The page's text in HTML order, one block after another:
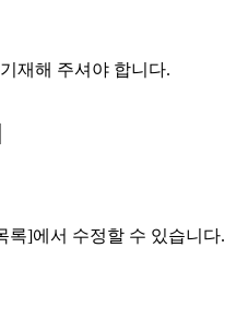
재해 주셔야 합니다.
록]에서 수정할 수 있습니다.